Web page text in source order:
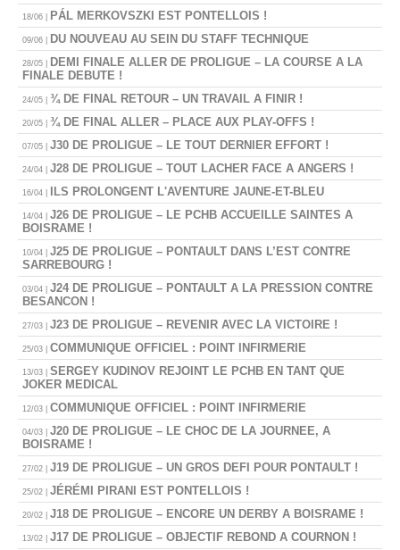
18/06 | PÁL MERKOVSZKI EST PONTELLOIS !
09/06 | DU NOUVEAU AU SEIN DU STAFF TECHNIQUE
28/05 | DEMI FINALE ALLER DE PROLIGUE – LA COURSE A LA
FINALE DEBUTE !
24/05 | ¾ DE FINAL RETOUR – UN TRAVAIL A FINIR !
20/05 | ¾ DE FINAL ALLER – PLACE AUX PLAY-OFFS !
07/05 | J30 DE PROLIGUE – LE TOUT DERNIER EFFORT !
24/04 | J28 DE PROLIGUE – TOUT LACHER FACE A ANGERS !
16/04 | ILS PROLONGENT L'AVENTURE JAUNE-ET-BLEU
14/04 | J26 DE PROLIGUE – LE PCHB ACCUEILLE SAINTES A
BOISRAME !
10/04 | J25 DE PROLIGUE – PONTAULT DANS L’EST CONTRE
SARREBOURG !
03/04 | J24 DE PROLIGUE – PONTAULT A LA PRESSION CONTRE
BESANCON !
27/03 | J23 DE PROLIGUE – REVENIR AVEC LA VICTOIRE !
25/03 | COMMUNIQUE OFFICIEL : POINT INFIRMERIE
13/03 | SERGEY KUDINOV REJOINT LE PCHB EN TANT QUE
JOKER MEDICAL
12/03 | COMMUNIQUE OFFICIEL : POINT INFIRMERIE
04/03 | J20 DE PROLIGUE – LE CHOC DE LA JOURNEE, A
BOISRAME !
27/02 | J19 DE PROLIGUE – UN GROS DEFI POUR PONTAULT !
25/02 | JÉRÉMI PIRANI EST PONTELLOIS !
20/02 | J18 DE PROLIGUE – ENCORE UN DERBY A BOISRAME !
13/02 | J17 DE PROLIGUE – OBJECTIF REBOND A COURNON !